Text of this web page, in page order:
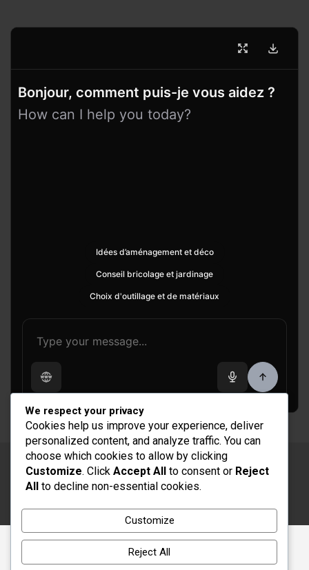
Bonjour, comment puis-je vous aidez ?
How can I help you today?
Idées d’aménagement et déco
Conseil bricolage et jardinage
Choix d'outillage et de matériaux
Copyright © 2026Rénovation et Décoration
Thème par :Theme Horse
We respect your privacy
Cookies help us improve your experience, deliver
personalized content, and analyze traffic. You can
choose which cookies to allow by clicking
Customize. Click Accept All to consent or Reject
All to decline non-essential cookies.
Customize
Reject All